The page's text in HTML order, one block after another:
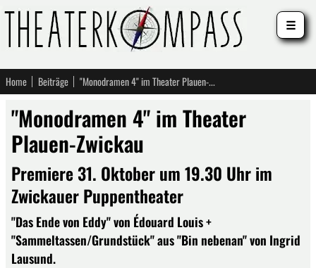
Home Beiträge "Monodramen 4" im Theater Plauen-Zwickau
"Monodramen 4" im Theater
Plauen-Zwickau
Premiere 31. Oktober um 19.30 Uhr im
Zwickauer Puppentheater
"Das Ende von Eddy" von Édouard Louis +
"Sammeltassen/Grundstück" aus "Bin nebenan" von Ingrid
Lausund.
☰